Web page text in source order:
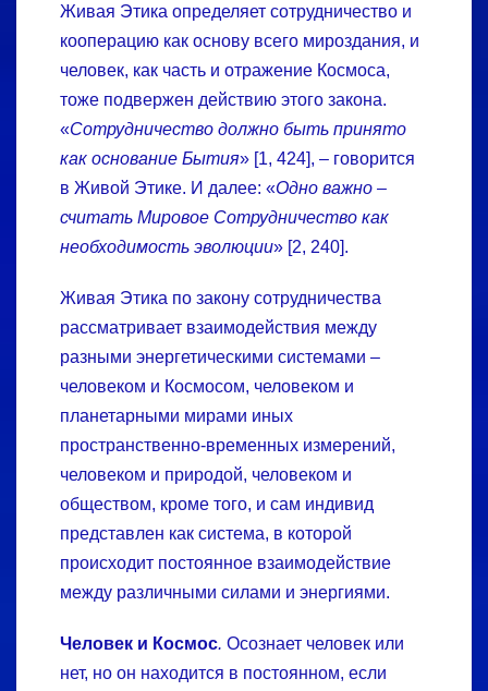
Живая Этика определяет сотрудничество и
кооперацию как основу всего мироздания, и
человек, как часть и отражение Космоса,
тоже подвержен действию этого закона.
«Сотрудничество должно быть принято
как основание Бытия» [1, 424], – говорится
в Живой Этике. И далее: «Одно важно –
считать Мировое Сотрудничество как
необходимость эволюции» [2, 240].
Живая Этика по закону сотрудничества
рассматривает взаимодействия между
разными энергетическими системами –
человеком и Космосом, человеком и
планетарными мирами иных
пространственно-­временных измерений,
человеком и природой, человеком и
обществом, кроме того, и сам индивид
представлен как система, в которой
происходит постоянное взаимодействие
между различными силами и энергиями.
Человек и Космос. Осознает человек или
нет, но он находится в постоянном, если